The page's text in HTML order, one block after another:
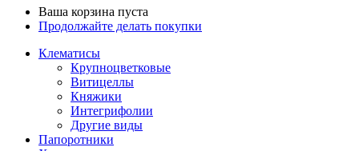
Ваша корзина пуста
Продолжайте делать покупки
Клематисы
Крупноцветковые
Витицеллы
Княжики
Интегрифолии
Другие виды
Папоротники